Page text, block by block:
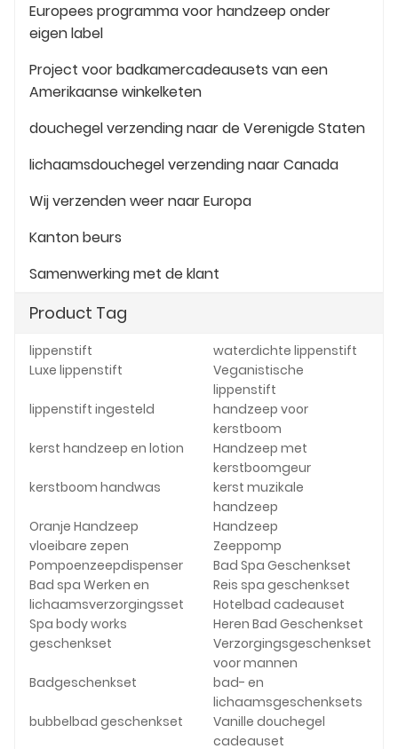
Europees programma voor handzeep onder
eigen label
Project voor badkamercadeausets van een
Amerikaanse winkelketen
douchegel verzending naar de Verenigde Staten
lichaamsdouchegel verzending naar Canada
Wij verzenden weer naar Europa
Kanton beurs
Samenwerking met de klant
Product Tag
lippenstift
waterdichte lippenstift
Luxe lippenstift
Veganistische
lippenstift
lippenstift ingesteld
handzeep voor
kerstboom
kerst handzeep en lotion
Handzeep met
kerstboomgeur
kerstboom handwas
kerst muzikale
handzeep
Oranje Handzeep
Handzeep
vloeibare zepen
Zeeppomp
Pompoenzeepdispenser
Bad Spa Geschenkset
Bad spa Werken en
lichaamsverzorgingsset
Reis spa geschenkset
Hotelbad cadeauset
Spa body works
geschenkset
Heren Bad Geschenkset
Verzorgingsgeschenkset
voor mannen
Badgeschenkset
bad- en
lichaamsgeschenksets
bubbelbad geschenkset
Vanille douchegel
cadeauset